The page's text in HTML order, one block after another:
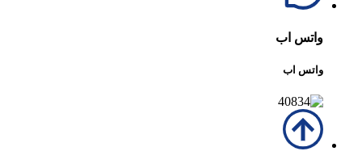
واتس اب
واتس اب